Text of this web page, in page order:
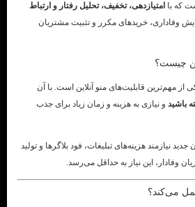
که با امتیازدهی، تخفیف، تحلیل رفتار و ارتباط
وفاداری، خریدهای مکرر و تثبیت مشتریان
چیست؟
از مهم‌ترین قابلیت‌های منو آنلاین است. با آن
باشید و نیازی به هزینه و زمان زیاد برای جذب
نیازمند هزینه‌های تبلیغات، فود بلاگرها و تولید
وفادار، این نیاز به حداقل می‌رسد.
می‌کند؟